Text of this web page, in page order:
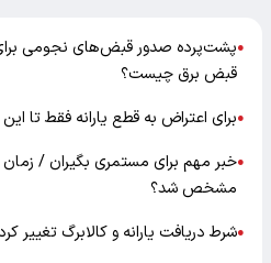
●پشت‌پرده صدور قبض‌های نجومی
قبض برق چیست؟
●برای اعتراض به قطع یارانه فقط تا
●خبر مهم برای مستمری بگیران /
مشخص شد؟
●شرط دریافت یارانه و کالابرگ تغییر کرد